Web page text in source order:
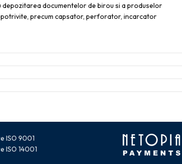
documentelor de birou si a produselor
potrivite, precum capsator, perforator, incarcator
ISO 9001
ISO 14001